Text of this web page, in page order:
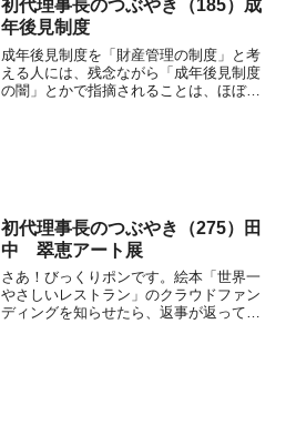
初代理事長のつぶやき（185）成
年後見制度
成年後見制度を「財産管理の制度」と考
える人には、残念ながら「成年後見制度
の闇」とかで指摘されることは、ほぼ当
初代理事長のつぶやき（275）田
中 翠恵アート展
さあ！びっくりポンです。絵本「世界一
やさしいレストラン」のクラウドファン
ディングを知らせたら、返事が返ってき